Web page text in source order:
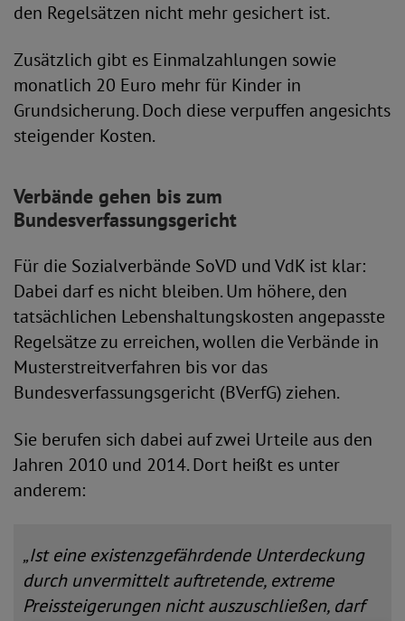
den Regelsätzen nicht mehr gesichert ist.
Zusätzlich gibt es Einmalzahlungen sowie
monatlich 20 Euro mehr für Kinder in
Grundsicherung. Doch diese verpuffen angesichts
steigender Kosten.
Verbände gehen bis zum
Bundesverfassungsgericht
Für die Sozialverbände SoVD und VdK ist klar:
Dabei darf es nicht bleiben. Um höhere, den
tatsächlichen Lebenshaltungskosten angepasste
Regelsätze zu erreichen, wollen die Verbände in
Musterstreitverfahren bis vor das
Bundesverfassungsgericht (BVerfG) ziehen.
Sie berufen sich dabei auf zwei Urteile aus den
Jahren 2010 und 2014. Dort heißt es unter
anderem:
„Ist eine existenzgefährdende Unterdeckung
durch unvermittelt auftretende, extreme
Preissteigerungen nicht auszuschließen, darf